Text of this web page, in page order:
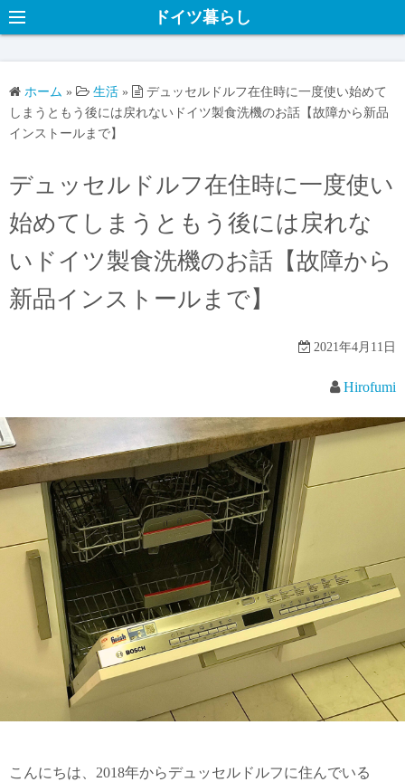
ドイツ暮らし
ホーム » 生活 »
デュッセルドルフ在住時に一度使い始めて
しまうともう後には戻れないドイツ製食洗機のお話【故障から新品
インストールまで】
デュッセルドルフ在住時に一度使い
始めてしまうともう後には戻れな
いドイツ製食洗機のお話【故障から
新品インストールまで】
2021年4月11日
Hirofumi
こんにちは、2018年からデュッセルドルフに住んでいる